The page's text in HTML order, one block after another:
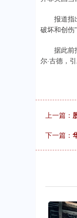
报道指出
破坏和创伤
据此前报
尔·古德，
上一篇：
下一篇：